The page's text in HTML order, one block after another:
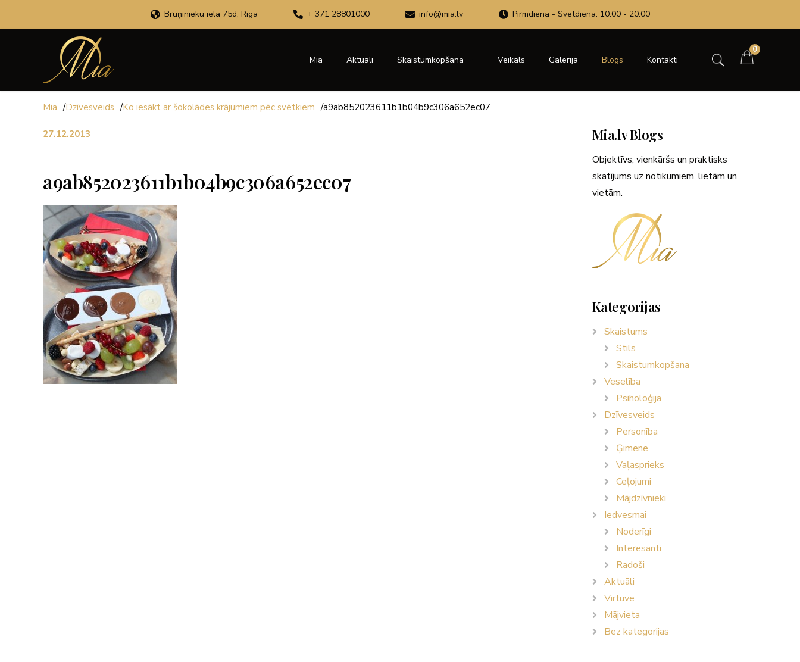
Bruņinieku iela 75d, Rīga + 371 28801000 info@mia.lv Pirmdiena - Svētdiena: 10:00 - 20:00
Mia Aktuāli Skaistumkopšana Veikals Galerija Blogs Kontakti
0
Mia /Dzīvesveids /Ko iesākt ar šokolādes krājumiem pēc svētkiem /a9ab852023611b1b04b9c306a652ec07
27.12.2013
a9ab852023611b1b04b9c306a652ec07
Mia.lv Blogs
Objektīvs, vienkāršs un praktisks
skatījums uz notikumiem, lietām un
vietām.
Kategorijas
Skaistums
Stils
Skaistumkopšana
Veselība
Psiholoģija
Dzīvesveids
Personība
Ģimene
Vaļasprieks
Ceļojumi
Mājdzīvnieki
Iedvesmai
Noderīgi
Interesanti
Radoši
Aktuāli
Virtuve
Mājvieta
Bez kategorijas